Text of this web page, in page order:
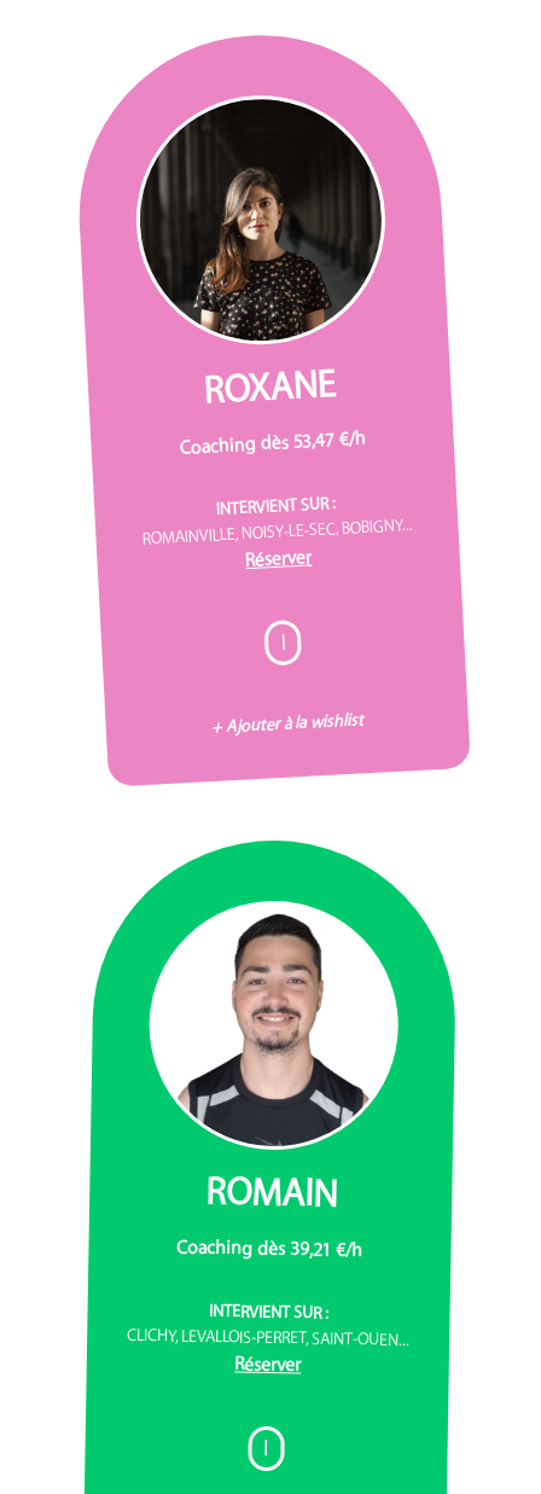
ROXANE
Coaching dès 53,47 €/h
INTERVIENT SUR :
ROMAINVILLE, NOISY-LE-SEC, BOBIGNY...
Réserver
I
+ Ajouter à la wishlist
ROMAIN
Coaching dès 39,21 €/h
INTERVIENT SUR :
CLICHY, LEVALLOIS-PERRET, SAINT-OUEN...
Réserver
I